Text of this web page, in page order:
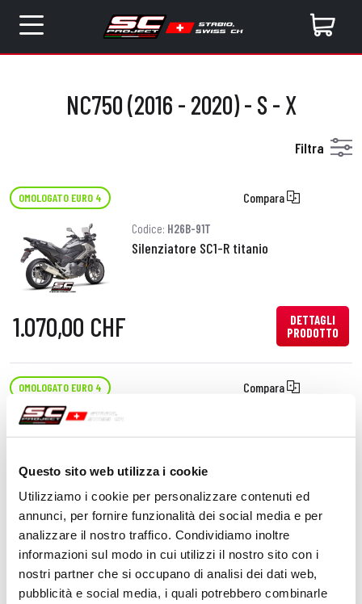
Questo sito web utilizza i cookie
Utilizziamo i cookie per personalizzare contenuti ed
annunci, per fornire funzionalità dei social media e per
analizzare il nostro traffico. Condividiamo inoltre
informazioni sul modo in cui utilizzi il nostro sito con i
nostri partner che si occupano di analisi dei dati web,
pubblicità e social media, i quali potrebbero combinarle
NC750 (2016 - 2020) - S - X
Filtra
OMOLOGATO EURO 4 Compara
Codice: H26B-91T
Silenziatore SC1-R titanio
1.070,00 CHF
DETTAGLI
PRODOTTO
OMOLOGATO EURO 4 Compara
Silenziatore Oval carbonio
650,00 CHF
PRODOTTO